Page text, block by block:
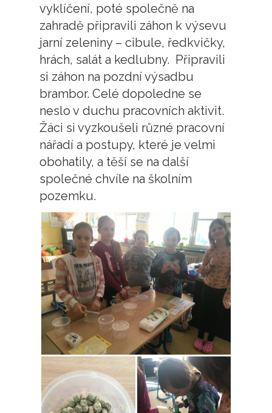
vyklíčení, poté společně na
zahradě připravili záhon k výsevu
jarní zeleniny – cibule, ředkvičky,
hrách, salát a kedlubny. Připravili
si záhon na pozdní výsadbu
brambor. Celé dopoledne se
neslo v duchu pracovních aktivit.
Žáci si vyzkoušeli různé pracovní
nářadí a postupy, které je velmi
obohatily, a těší se na další
společné chvíle na školním
pozemku.